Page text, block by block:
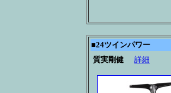
■24ツインパワー
質実剛健
詳細